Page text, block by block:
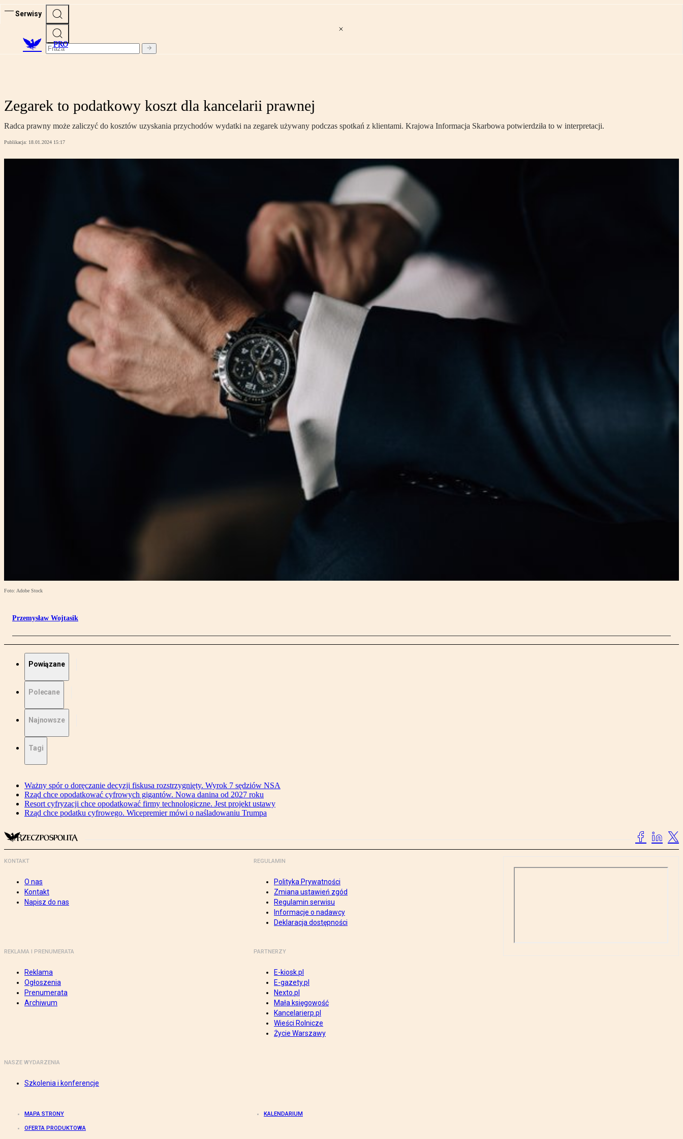
Serwisy
PRO
Zegarek to podatkowy koszt dla kancelarii prawnej
Radca prawny może zaliczyć do kosztów uzyskania przychodów wydatki na zegarek używany podczas spotkań z klientami. Krajowa Informacja Skarbowa potwierdziła to w interpretacji.
Publikacja: 18.01.2024 15:17
Foto: Adobe Stock
Przemysław Wojtasik
Powiązane
Polecane
Najnowsze
Tagi
Ważny spór o doręczanie decyzji fiskusa rozstrzygnięty. Wyrok 7 sędziów NSA
Rząd chce opodatkować cyfrowych gigantów. Nowa danina od 2027 roku
Resort cyfryzacji chce opodatkować firmy technologiczne. Jest projekt ustawy
Rząd chce podatku cyfrowego. Wicepremier mówi o naśladowaniu Trumpa
KONTAKT
O nas
Kontakt
Napisz do nas
REGULAMIN
Polityka Prywatności
Zmiana ustawień zgód
Regulamin serwisu
Informacje o nadawcy
Deklaracja dostępności
REKLAMA I PRENUMERATA
Reklama
Ogłoszenia
Prenumerata
Archiwum
PARTNERZY
E-kiosk.pl
E-gazety.pl
Nexto.pl
Mała księgowość
Kancelarierp.pl
Wieści Rolnicze
Życie Warszawy
NASZE WYDARZENIA
Szkolenia i konferencje
MAPA STRONY KALENDARIUM
OFERTA PRODUKTOWA